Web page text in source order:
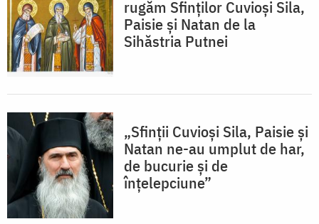
rugăm Sfinților Cuvioși Sila,
Paisie și Natan de la
Sihăstria Putnei
„Sfinții Cuvioși Sila, Paisie și
Natan ne-au umplut de har,
de bucurie și de
înțelepciune”